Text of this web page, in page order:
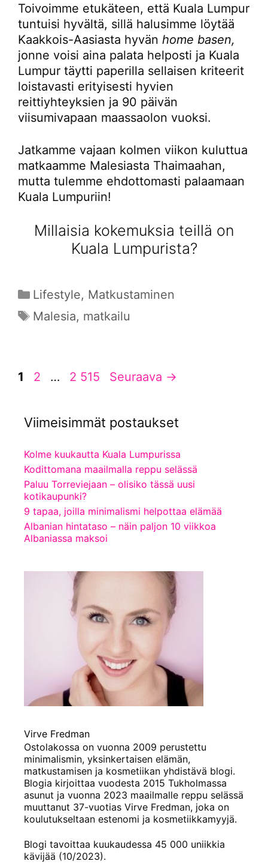
Toivoimme etukäteen, että Kuala Lumpur
tuntuisi hyvältä, sillä halusimme löytää
Kaakkois-Aasiasta hyvän home basen,
jonne voisi aina palata helposti ja Kuala
Lumpur täytti paperilla sellaisen kriteerit
loistavasti erityisesti hyvien
reittiyhteyksien ja 90 päivän
viisumivapaan maassaolon vuoksi.
Jatkamme vajaan kolmen viikon kuluttua
matkaamme Malesiasta Thaimaahan,
mutta tulemme ehdottomasti palaamaan
Kuala Lumpuriin!
Millaisia kokemuksia teillä on
Kuala Lumpurista?
Kategoriat
Lifestyle, Matkustaminen
Avainsanat
Malesia, matkailu
Sivu
1 Sivu
2 … Sivu
2 515 Seuraava →
Viimeisimmät postaukset
Kolme kuukautta Kuala Lumpurissa
Kodittomana maailmalla reppu selässä
Paluu Torreviejaan – olisiko tässä uusi
kotikaupunki?
9 tapaa, joilla minimalismi helpottaa elämää
Albanian hintataso – näin paljon 10 viikkoa
Albaniassa maksoi
Virve Fredman
Ostolakossa on vuonna 2009 perustettu
minimalismin, yksinkertaisen elämän,
matkustamisen ja kosmetiikan yhdistävä blogi.
Blogia kirjoittaa vuodesta 2015 Tukholmassa
asunut ja vuonna 2023 maailmalle reppu selässä
muuttanut 37-vuotias Virve Fredman, joka on
koulutukseltaan estenomi ja kosmetiikkamyyjä.
Blogi tavoittaa kuukaudessa 45 000 uniikkia
kävijää (10/2023).